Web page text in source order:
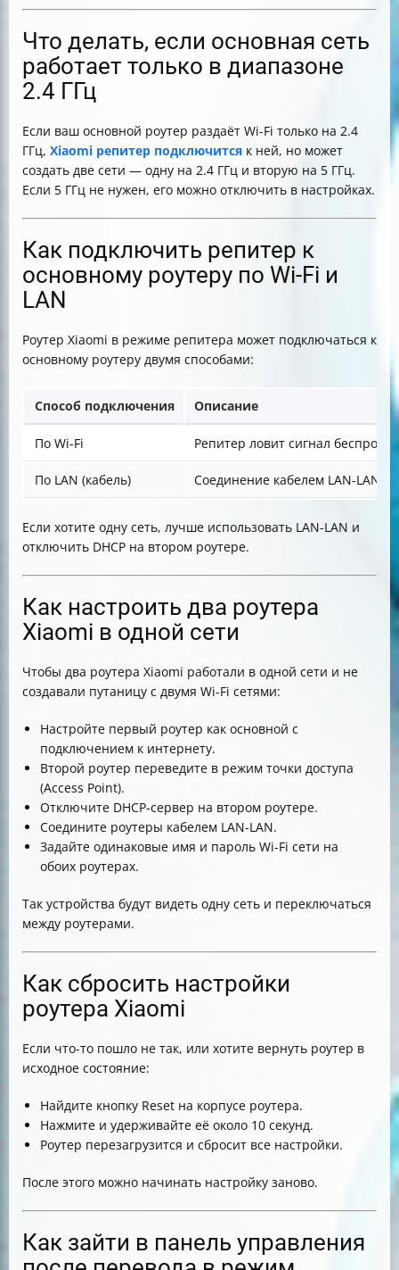
Что делать, если основная сеть
работает только в диапазоне
2.4 ГГц
Если ваш основной роутер раздаёт Wi-Fi только на 2.4
ГГц, Xiaomi репитер подключится к ней, но может
создать две сети — одну на 2.4 ГГц и вторую на 5 ГГц.
Если 5 ГГц не нужен, его можно отключить в настройках.
Как подключить репитер к
основному роутеру по Wi-Fi и
LAN
Роутер Xiaomi в режиме репитера может подключаться к
основному роутеру двумя способами:
Способ подключения Описание
По Wi-Fi Репитер ловит сигнал
По LAN (кабель) Соединение кабелем LAN-LAN
Если хотите одну сеть, лучше использовать LAN-LAN и
отключить DHCP на втором роутере.
Как настроить два роутера
Xiaomi в одной сети
Чтобы два роутера Xiaomi работали в одной сети и не
создавали путаницу с двумя Wi-Fi сетями:
Настройте первый роутер как основной с
подключением к интернету.
Второй роутер переведите в режим точки доступа
(Access Point).
Отключите DHCP-сервер на втором роутере.
Соедините роутеры кабелем LAN-LAN.
Задайте одинаковые имя и пароль Wi-Fi сети на
обоих роутерах.
Так устройства будут видеть одну сеть и переключаться
между роутерами.
Как сбросить настройки
роутера Xiaomi
Если что-то пошло не так, или хотите вернуть роутер в
исходное состояние:
Найдите кнопку Reset на корпусе роутера.
Нажмите и удерживайте её около 10 секунд.
Роутер перезагрузится и сбросит все настройки.
После этого можно начинать настройку заново.
Как зайти в панель управления